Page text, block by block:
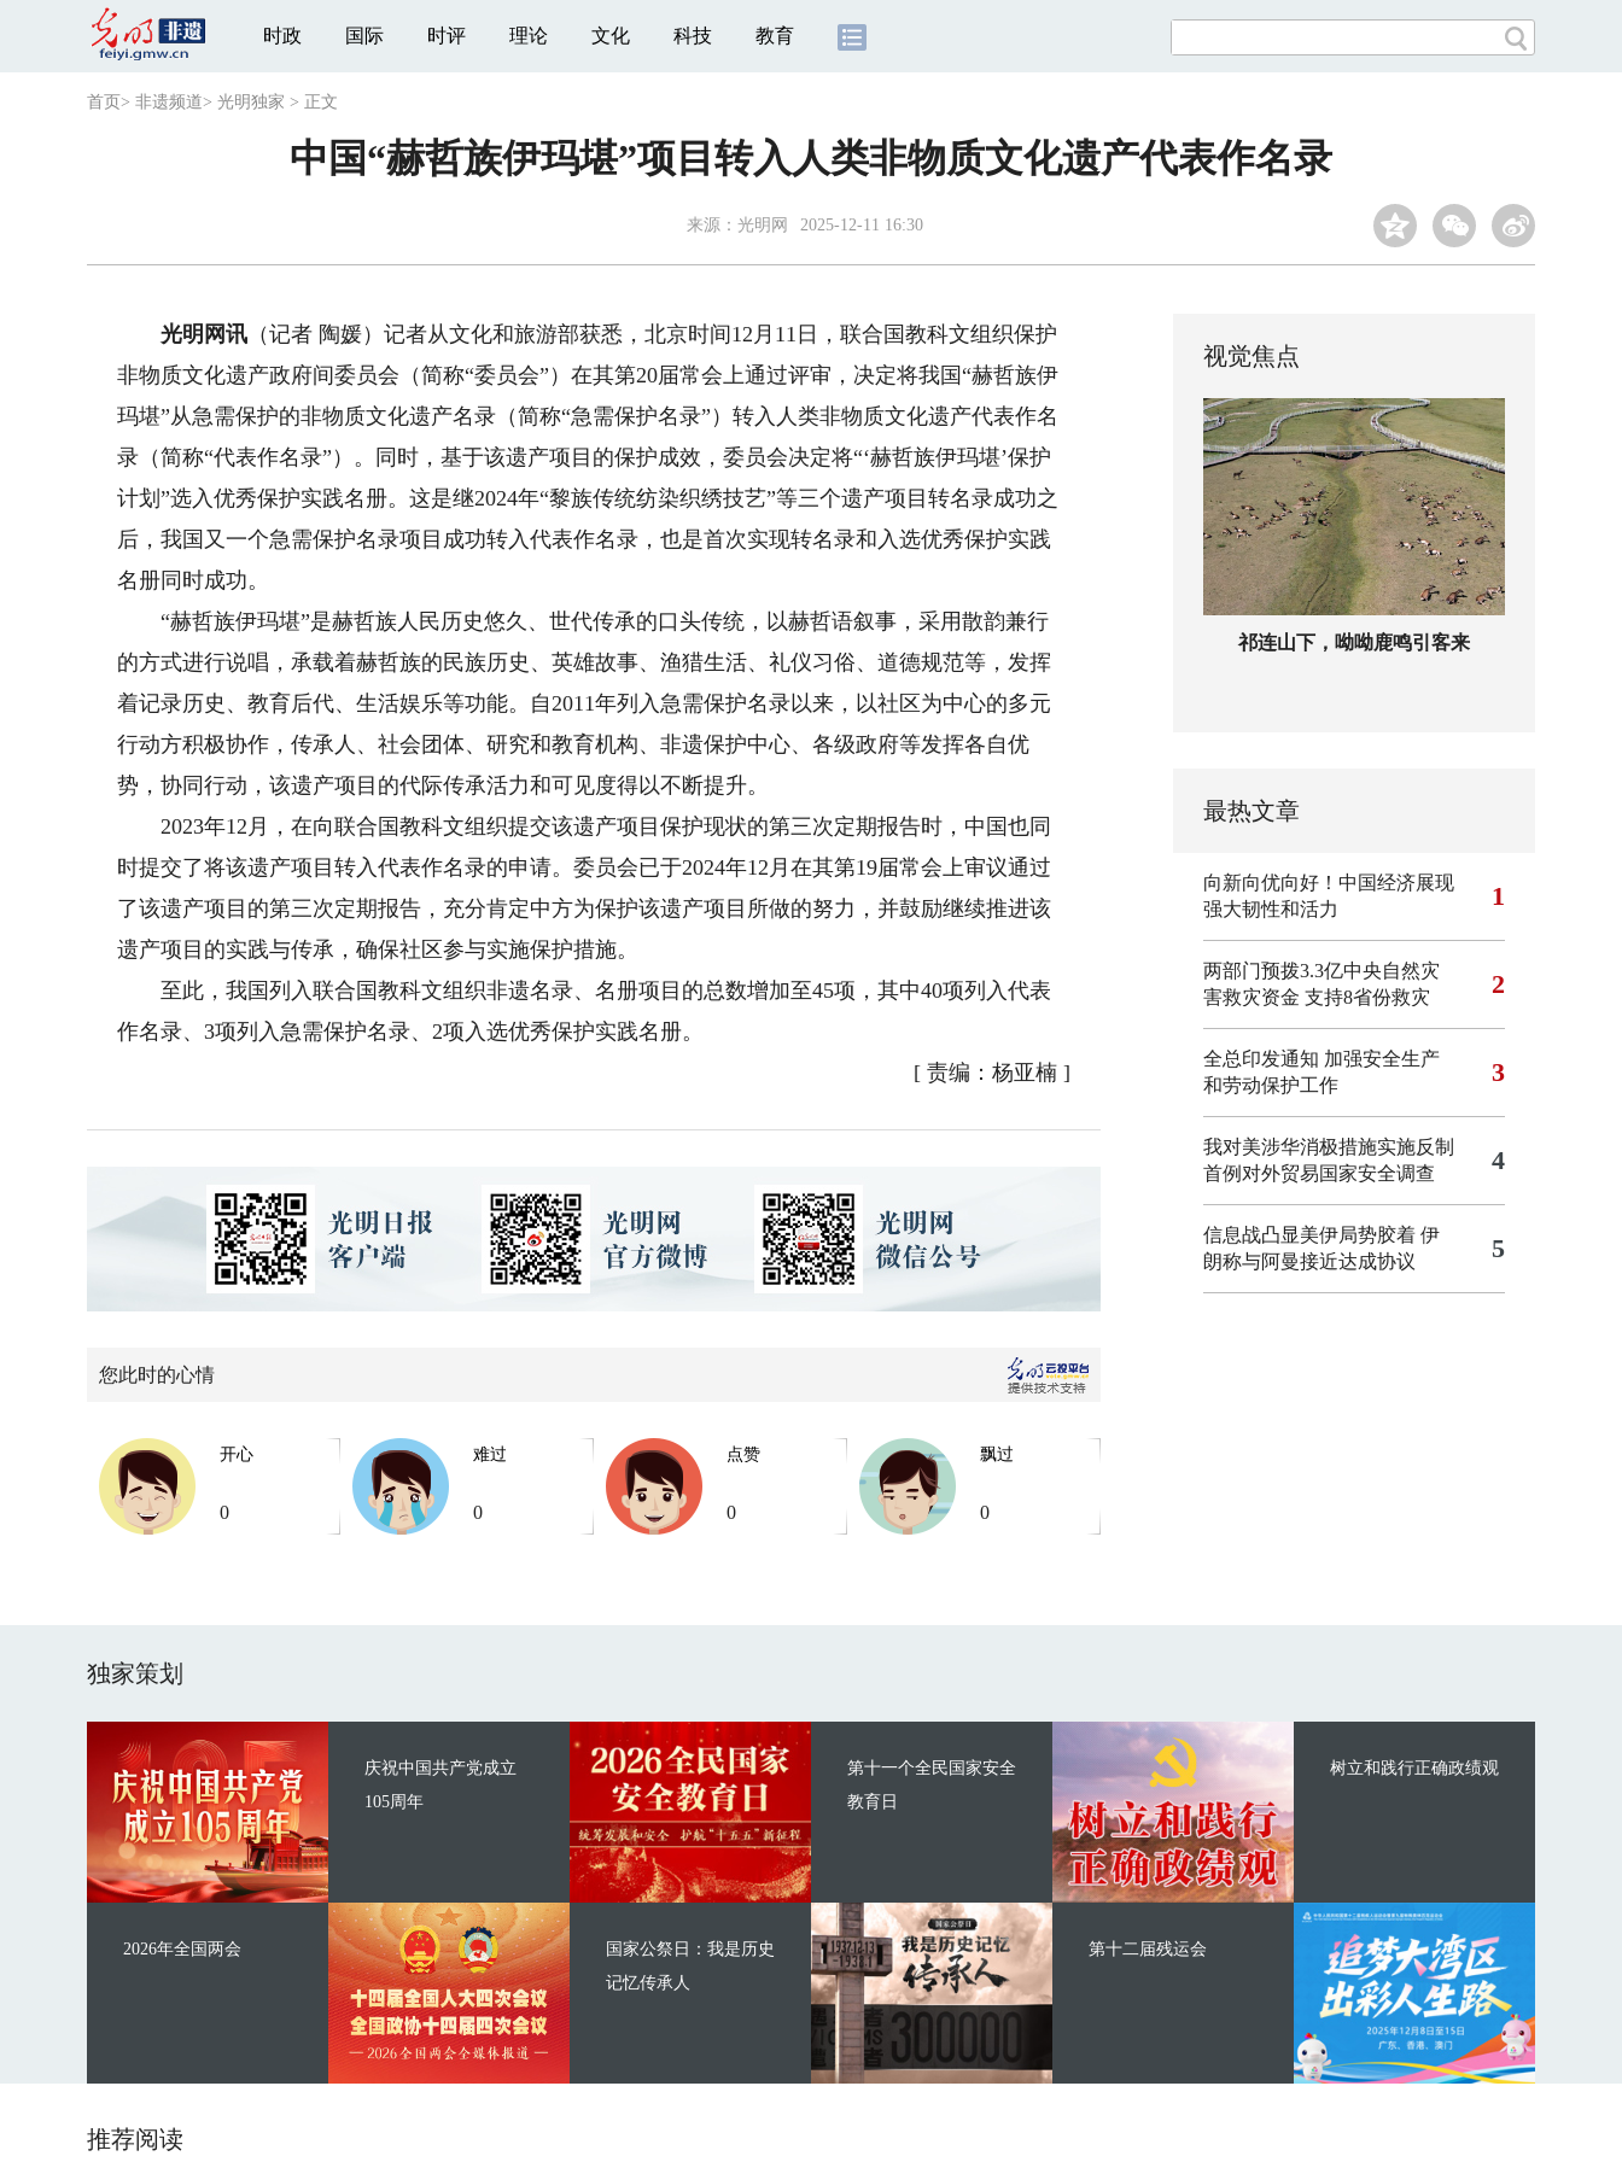
时政 国际 时评 理论 文化 科技 教育
首页 > 非遗频道> 光明独家 > 正文
中国“赫哲族伊玛堪”项目转入人类非物质文化遗产代表作名录
来源： 光明网 2025-12-11 16:30
光明网讯 （记者 陶媛）记者从文化和旅游部获悉，北京时间12月11日，联合国教科文组织保护
非物质文化遗产政府间委员会（简称“委员会”）在其第20届常会上通过评审，决定将我国“赫哲族伊
玛堪”从急需保护的非物质文化遗产名录（简称“急需保护名录”）转入人类非物质文化遗产代表作名
录（简称“代表作名录”）。同时，基于该遗产项目的保护成效，委员会决定将“‘赫哲族伊玛堪’保护
计划”选入优秀保护实践名册。这是继2024年“黎族传统纺染织绣技艺”等三个遗产项目转名录成功之
后，我国又一个急需保护名录项目成功转入代表作名录，也是首次实现转名录和入选优秀保护实践
名册同时成功。
“赫哲族伊玛堪”是赫哲族人民历史悠久、世代传承的口头传统，以赫哲语叙事，采用散韵兼行
的方式进行说唱，承载着赫哲族的民族历史、英雄故事、渔猎生活、礼仪习俗、道德规范等，发挥
着记录历史、教育后代、生活娱乐等功能。自2011年列入急需保护名录以来，以社区为中心的多元
行动方积极协作，传承人、社会团体、研究和教育机构、非遗保护中心、各级政府等发挥各自优
势，协同行动，该遗产项目的代际传承活力和可见度得以不断提升。
2023年12月，在向联合国教科文组织提交该遗产项目保护现状的第三次定期报告时，中国也同
时提交了将该遗产项目转入代表作名录的申请。委员会已于2024年12月在其第19届常会上审议通过
了该遗产项目的第三次定期报告，充分肯定中方为保护该遗产项目所做的努力，并鼓励继续推进该
遗产项目的实践与传承，确保社区参与实施保护措施。
至此，我国列入联合国教科文组织非遗名录、名册项目的总数增加至45项，其中40项列入代表
作名录、3项列入急需保护名录、2项入选优秀保护实践名册。
[ 责编：杨亚楠 ]
您此时的心情
开心
0
难过
0
点赞
0
飘过
0
视觉焦点
祁连山下，呦呦鹿鸣引客来
最热文章
向新向优向好！中国经济展现
强大韧性和活力
1
两部门预拨3.3亿中央自然灾
害救灾资金 支持8省份救灾
2
全总印发通知 加强安全生产
和劳动保护工作
3
我对美涉华消极措施实施反制
首例对外贸易国家安全调查
4
信息战凸显美伊局势胶着 伊
朗称与阿曼接近达成协议
5
独家策划
庆祝中国共产党成立
105周年
2026年全国两会
第十一个全民国家安全
教育日
国家公祭日：我是历史
记忆传承人
树立和践行正确政绩观
第十二届残运会
推荐阅读